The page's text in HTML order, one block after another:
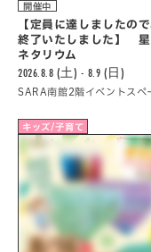
開催中
【定員に達しましたの
終了いたしました】 星
ネタリウム
2026.8.8 (土) - 8.9 (日)
SARA南館2階イベントスペ
キッズ/子育て